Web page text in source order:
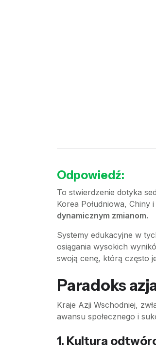
Odpowiedź:
To stwierdzenie dotyka
Korea Południowa,
dynamicznym zmianom.
Systemy edukacyjne w
osiągania wysokich
swoją cenę, którą często
Paradoks
Kraje Azji Wschodniej,
awansu społecznego i
1. Kultura